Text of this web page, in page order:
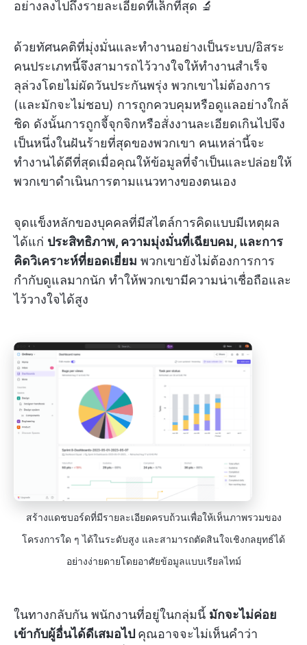
อย่างลงไปถึงรายละเอียดที่เล็กที่สุด 🔬
ด้วยทัศนคติที่มุ่งมั่นและทำงานอย่างเป็นระบบ/อิสระ
คนประเภทนี้จึงสามารถไว้วางใจให้ทำงานสำเร็จ
ลุล่วงโดยไม่ผัดวันประกันพรุ่ง พวกเขาไม่ต้องการ
(และมักจะไม่ชอบ) การถูกควบคุมหรือดูแลอย่างใกล้
ชิด ดังนั้นการถูกจี้จุกจิกหรือสั่งงานละเอียดเกินไปจึง
เป็นหนึ่งในฝันร้ายที่สุดของพวกเขา คนเหล่านี้จะ
ทำงานได้ดีที่สุดเมื่อคุณให้ข้อมูลที่จำเป็นและปล่อยให้
พวกเขาดำเนินการตามแนวทางของตนเอง
จุดแข็งหลักของบุคคลที่มีสไตล์การคิดแบบมีเหตุผล
ได้แก่ ประสิทธิภาพ, ความมุ่งมั่นที่เฉียบคม, และการ
คิดวิเคราะห์ที่ยอดเยี่ยม พวกเขายังไม่ต้องการการ
กำกับดูแลมากนัก ทำให้พวกเขามีความน่าเชื่อถือและ
ไว้วางใจได้สูง
สร้างแดชบอร์ดที่มีรายละเอียดครบถ้วนเพื่อให้เห็นภาพรวมของ
โครงการใด ๆ ได้ในระดับสูง และสามารถตัดสินใจเชิงกลยุทธ์ได้
อย่างง่ายดายโดยอาศัยข้อมูลแบบเรียลไทม์
ในทางกลับกัน พนักงานที่อยู่ในกลุ่มนี้ มักจะไม่ค่อย
เข้ากับผู้อื่นได้ดีเสมอไป คุณอาจจะไม่เห็นคำว่า